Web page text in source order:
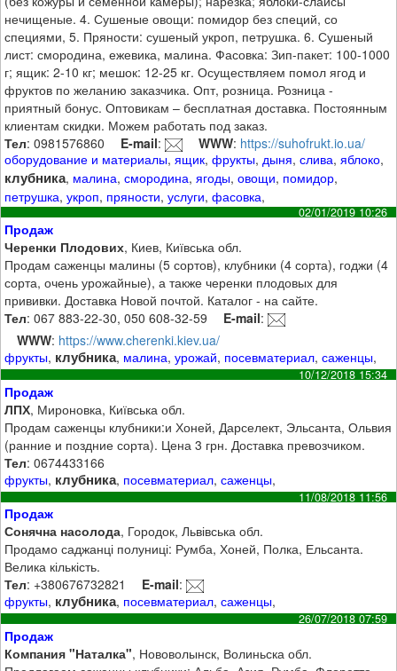
нечищеные. 4. Сушеные овощи: помидор без специй, со
специями, 5. Пряности: сушеный укроп, петрушка. 6. Сушеный
лист: смородина, ежевика, малина. Фасовка: Зип-пакет: 100-1000
г; ящик: 2-10 кг; мешок: 12-25 кг. Осуществляем помол ягод и
фруктов по желанию заказчика. Опт, розница. Розница -
приятный бонус. Оптовикам – бесплатная доставка. Постоянным
клиентам скидки. Можем работать под заказ.
Тел: 0981576860 E-mail: WWW: https://suhofrukt.io.ua/
оборудование и материалы,ящик,фрукты, дыня,слива,яблоко,
клубника, малина,смородина,ягоды,овощи, помидор,
петрушка,укроп, пряности,услуги,фасовка,
02/01/2019 10:26
Продаж
Черенки Плодових, Киев, Київська обл.
Продам саженцы малины (5 сортов), клубники (4 сорта), годжи (4
сорта, очень урожайные), а также черенки плодовых для
прививки. Доставка Новой почтой. Каталог - на сайте.
Тел: 067 883-22-30, 050 608-32-59 E-mail:
WWW: https://www.cherenki.kiev.ua/
фрукты, клубника, малина,урожай, посевматериал,саженцы,
10/12/2018 15:34
Продаж
ЛПХ, Мироновка, Київська обл.
Продам саженцы клубники:и Хоней, Дарселект, Эльсанта, Ольвия
(ранние и поздние сорта). Цена 3 грн. Доставка превозчиком.
Тел: 0674433166
фрукты, клубника, посевматериал,саженцы,
11/08/2018 11:56
Продаж
Сонячна насолода, Городок, Львівська обл.
Продамо саджанці полуниці: Румба, Хоней, Полка, Ельсанта.
Велика кількість.
Тел: +380676732821 E-mail:
фрукты, клубника, посевматериал,саженцы,
26/07/2018 07:59
Продаж
Компания "Наталка", Нововолынск, Волиньска обл.